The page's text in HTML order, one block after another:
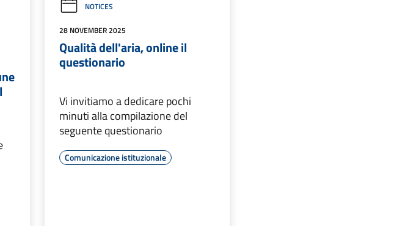
NOTICES
28 NOVEMBER 2025
Qualità dell'aria, online il
questionario
Vi invitiamo a dedicare pochi
minuti alla compilazione del
seguente questionario
Comunicazione istituzionale